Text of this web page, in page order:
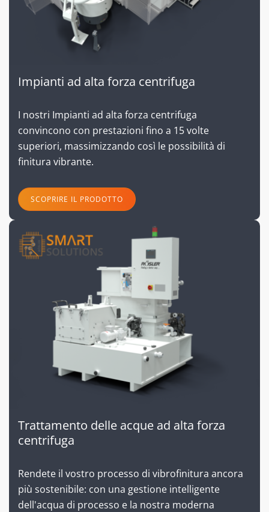
Impianti ad alta forza centrifuga
I nostri Impianti ad alta forza centrifuga
convincono con prestazioni fino a 15 volte
superiori, massimizzando così le possibilità di
finitura vibrante.
SCOPRIRE IL PRODOTTO
Trattamento delle acque ad alta forza
centrifuga
Rendete il vostro processo di vibrofinitura ancora
più sostenibile: con una gestione intelligente
dell'acqua di processo e la nostra moderna